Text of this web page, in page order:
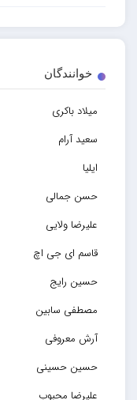
خوانندگان
میلاد باکری
سعید آرام
ایلیا
حسن جمالی
علیرضا ولایی
قاسم ای جی اچ
حسین رایج
مصطفی سابین
آرش معروفی
حسین حسینی
علیرضا محبوب